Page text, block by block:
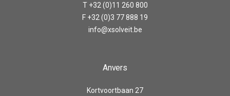
T +32 (0)11 260 800
F +32 (0)3 77 888 19
info@xsolveit.be
Anvers
Kortvoortbaan 27